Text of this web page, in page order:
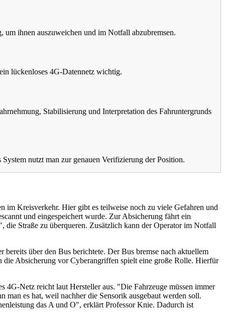
um ihnen auszuweichen und im Notfall abzubremsen.
lückenloses 4G-Datennetz wichtig.
Stabilisierung und Interpretation des Fahruntergrunds
nutzt man zur genauen Verifizierung der Position.
im Kreisverkehr. Hier gibt es teilweise noch zu viele Gefahren und
und eingespeichert wurde. Zur Absicherung fährt ein
die Straße zu überqueren. Zusätzlich kann der Operator im Notfall
über den Bus berichtete. Der Bus bremse nach aktuellem
Absicherung vor Cyberangriffen spielt eine große Rolle. Hierfür
Netz reicht laut Hersteller aus. "Die Fahrzeuge müssen immer
es hat, weil nachher die Sensorik ausgebaut werden soll.
das A und O", erklärt Professor Knie. Dadurch ist